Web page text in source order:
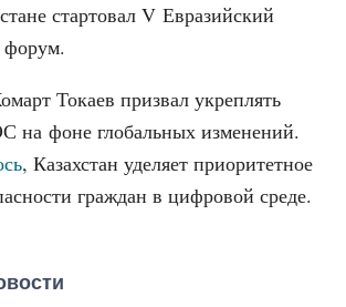
стартовал V Евразийский
форум.
Токаев призвал укреплять
на фоне глобальных изменений.
, Казахстан уделяет приоритетное
граждан в цифровой среде.